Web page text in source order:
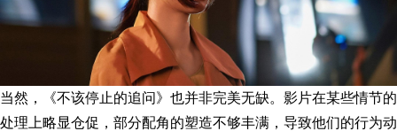
当然，《不该停止的追问》也并非完美无缺。影片在某些情节的
处理上略显仓促，部分配角的塑造不够丰满，导致他们的行为动